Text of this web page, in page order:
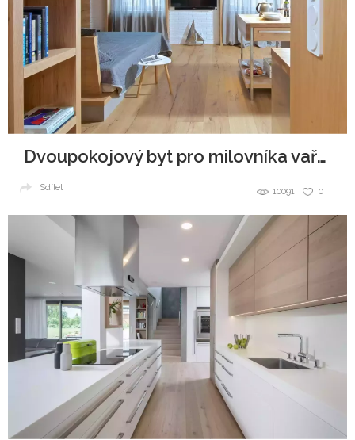
Dvoupokojový byt pro milovníka vaření
0
10091
Sdílet